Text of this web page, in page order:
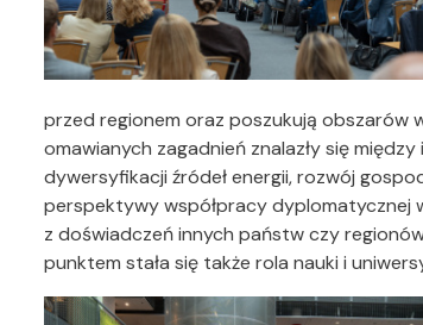
przed regionem oraz poszukują obszarów
omawianych zagadnień znalazły się
dywersyfikacji źródeł energii, rozwój
perspektywy współpracy dyplomatycznej
z doświadczeń innych państw czy
punktem stała się także rola nauki i